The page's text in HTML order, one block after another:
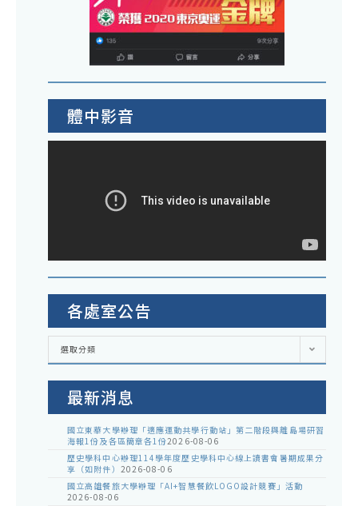
體中影音
各處室公告
各
室
告
選取分類
最新消息
國立東華大學辦理「適應運動共學行動站」第二階段與離島場研習
海報1份及各區簡章各1份2026-08-06
歷史學科中心辦理114學年度歷史學科中心線上讀書會暑期成果分
享（如附件） 2026-08-06
國立高雄餐旅大學辦理「AI+智慧餐飲LOGO設計競賽」活動
2026-08-06